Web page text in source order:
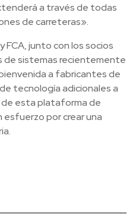
a través de todas
de carreteras».
FCA, junto con los socios
de sistemas recientemente
a fabricantes de
tecnología adicionales a
de esta plataforma de
por crear una